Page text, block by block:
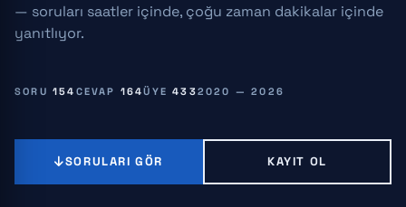
— soruları saatler içinde, çoğu zaman dakikalar içinde
yanıtlıyor.
SORU 154 CEVAP 164ÜYE4332020 — 2026
SORULARI GÖR KAYIT OL